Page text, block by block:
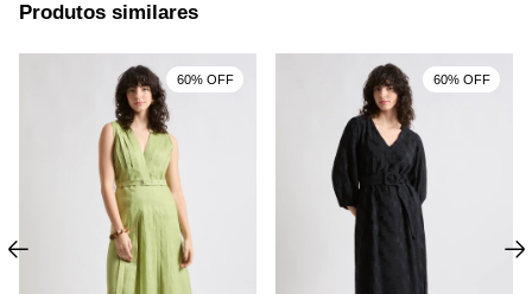
Produtos similares
60% OFF 60% OFF